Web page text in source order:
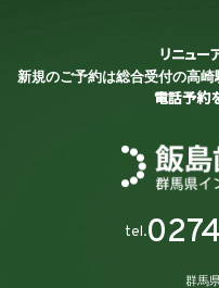
リニュー
新規のご予約は総合受付の高崎
電話予約
tel.
群馬